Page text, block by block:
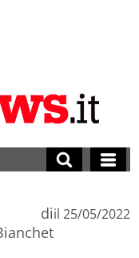
diil 25/05/2022